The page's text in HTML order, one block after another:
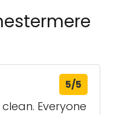
5/5
Everyone